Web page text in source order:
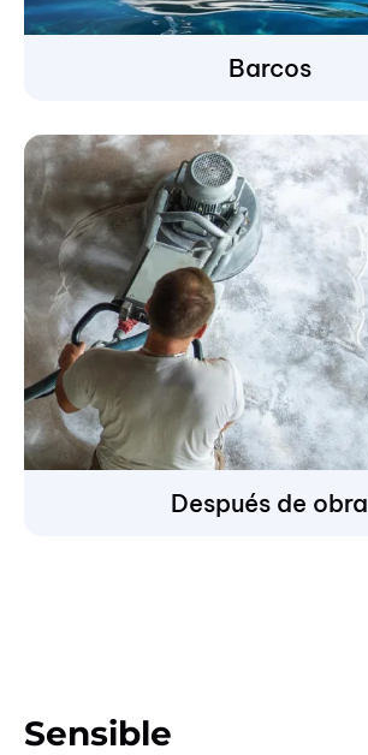
Barcos
Después de obra
Sensible